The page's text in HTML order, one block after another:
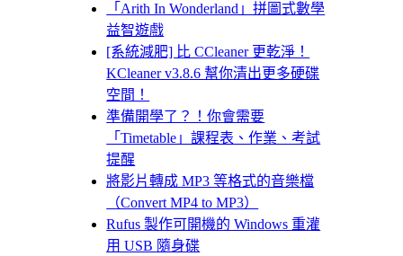
「Arith In Wonderland」拼圖式數學
益智遊戲
[系統減肥] 比 CCleaner 更乾淨！
KCleaner v3.8.6 幫你清出更多硬碟
空間！
準備開學了？！你會需要
「Timetable」課程表、作業、考試
提醒
將影片轉成 MP3 等格式的音樂檔
（Convert MP4 to MP3）
Rufus 製作可開機的 Windows 重灌
用 USB 隨身碟